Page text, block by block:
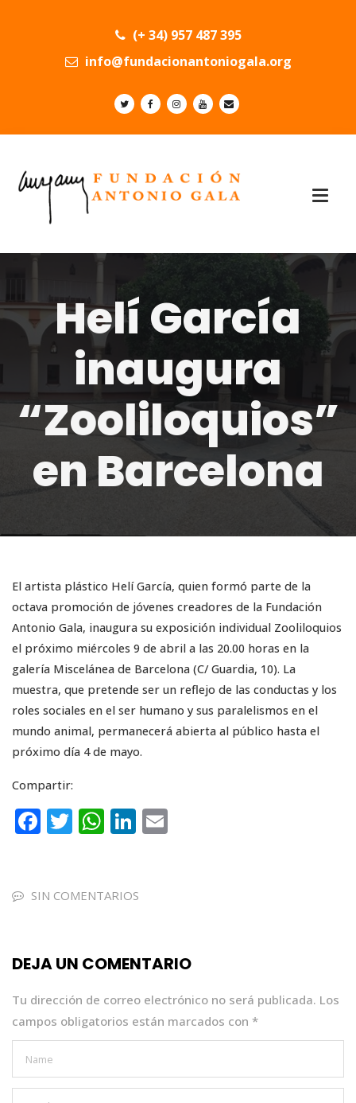
(+ 34) 957 487 395
info@fundacionantoniogala.org
Helí García
inaugura
“Zooliloquios”
en Barcelona
El artista plástico Helí García, quien formó parte de la
octava promoción de jóvenes creadores de la Fundación
Antonio Gala, inaugura su exposición individual Zooliloquios
el próximo miércoles 9 de abril a las 20.00 horas en la
galería Miscelánea de Barcelona (C/ Guardia, 10). La
muestra, que pretende ser un reflejo de las conductas y los
roles sociales en el ser humano y sus paralelismos en el
mundo animal, permanecerá abierta al público hasta el
próximo día 4 de mayo.
Compartir:
F
e
o
k
T
te
W
ts
p
Li
e
SIN COMENTARIOS
DEJA UN COMENTARIO
Tu dirección de correo electrónico no será publicada. Los
campos obligatorios están marcados con *